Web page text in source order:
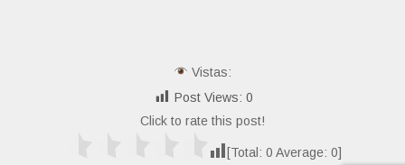
Vistas:
Post Views: 0
Click to rate this post!
[Total: 0 Average: 0]